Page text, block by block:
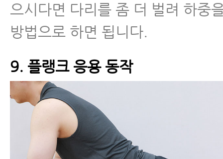
으시다면 다리를 좀 더 벌려 하중
방법으로 하면 됩니다.
9. 플랭크 응용 동작